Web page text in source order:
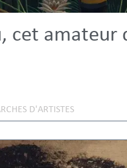
cet amateur
D'ARTISTES